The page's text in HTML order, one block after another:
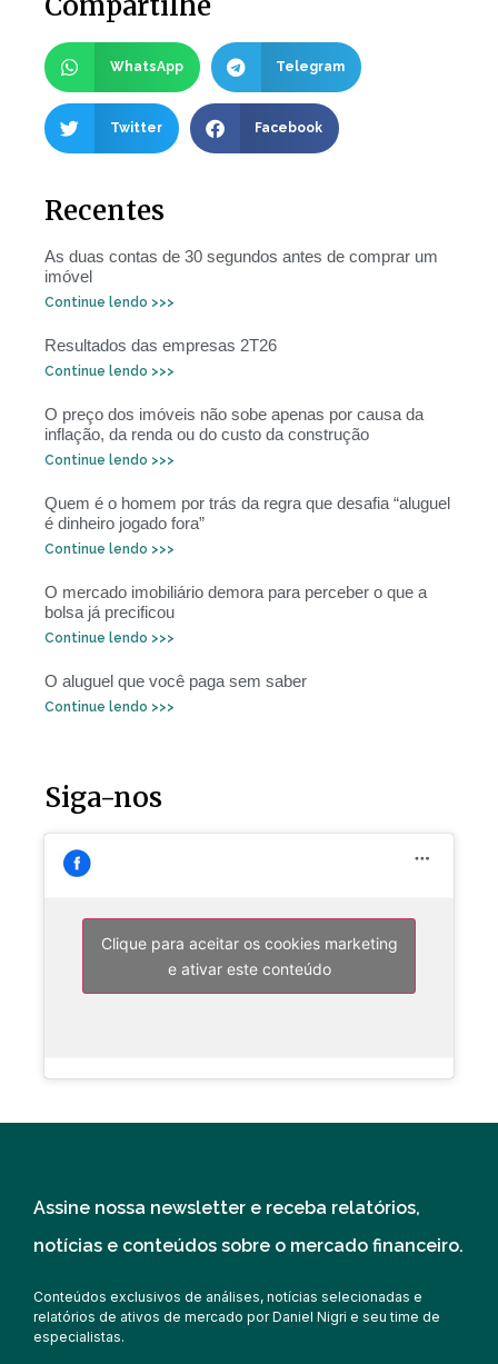
WhatsApp Telegram
Twitter Facebook
Recentes
As duas contas de 30 segundos antes de comprar um
imóvel
Continue lendo >>>
Resultados das empresas 2T26
Continue lendo >>>
O preço dos imóveis não sobe apenas por causa da
inflação, da renda ou do custo da construção
Continue lendo >>>
Quem é o homem por trás da regra que desafia “aluguel
é dinheiro jogado fora”
Continue lendo >>>
O mercado imobiliário demora para perceber o que a
bolsa já precificou
Continue lendo >>>
O aluguel que você paga sem saber
Continue lendo >>>
Siga-nos
Clique para aceitar os cookies marketing
e ativar este conteúdo
Assine nossa newsletter e receba relatórios,
notícias e conteúdos sobre o mercado financeiro.
Conteúdos exclusivos de análises, notícias selecionadas e
relatórios de ativos de mercado por Daniel Nigri e seu time de
especialistas.